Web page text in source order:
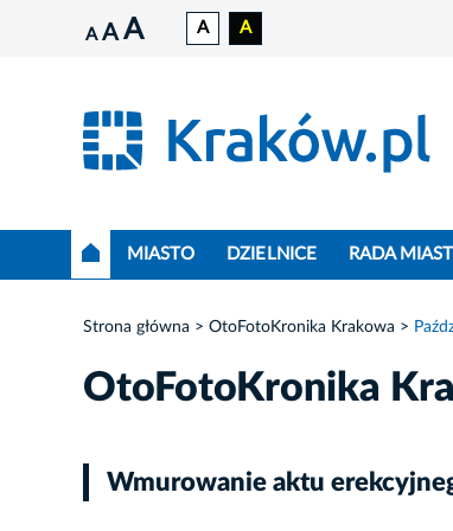
A A A A A
MIASTO DZIELNICE RADA
Strona główna OtoFotoKronika Krakowa
OtoFotoKronika
Wmurowanie aktu